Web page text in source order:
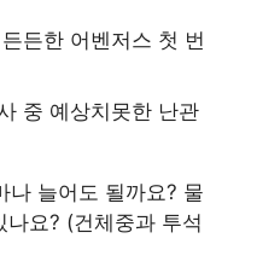
든한 어벤저스 첫 번
중 예상치못한 난관
나 늘어도 될까요? 물
요? (건체중과 투석